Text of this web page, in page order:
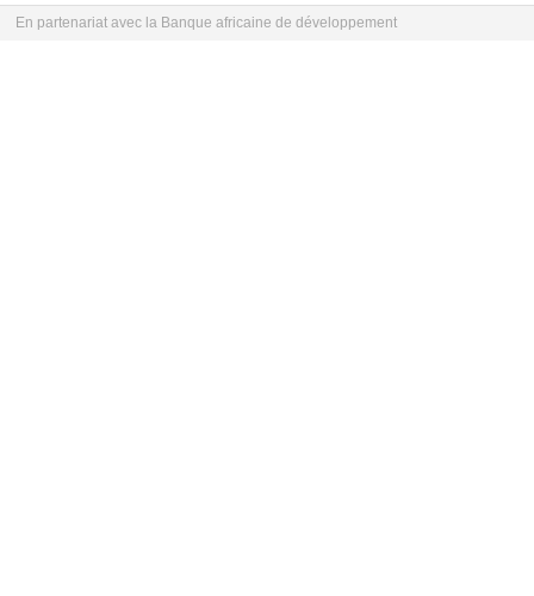
En partenariat avec la Banque africaine de développement